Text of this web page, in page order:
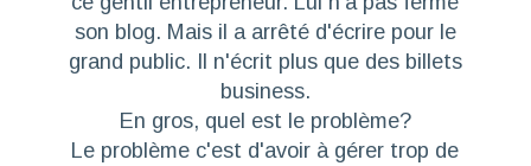
son blog. Mais il a arrêté d'écrire pour le
grand public. Il n'écrit plus que des billets
business.
En gros, quel est le problème?
Le problème c'est d'avoir à gérer trop de